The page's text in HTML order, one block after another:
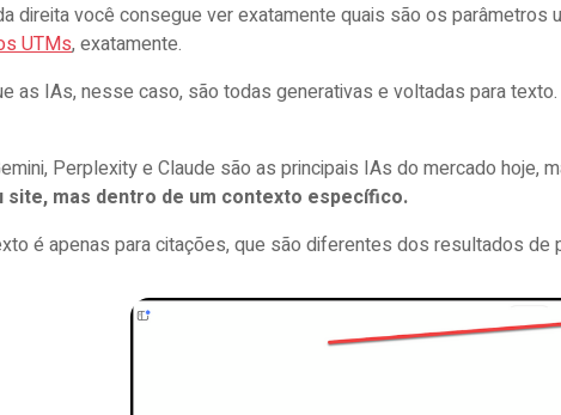
direita você consegue ver exatamente quais são os parâmetros
UTMs, exatamente.
as IAs, nesse caso, são todas generativas e voltadas para
Perplexity e Claude são as principais IAs do mercado hoje,
site, mas dentro de um contexto específico.
é apenas para citações, que são diferentes dos resultados de